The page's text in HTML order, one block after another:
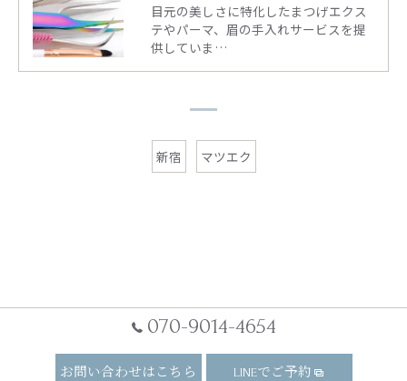
目元の美しさに特化したまつげエクス
テやパーマ、眉の手入れサービスを提
供していま…
新宿 マツエク
070-9014-4654
お問い合わせはこちら LINEでご予約